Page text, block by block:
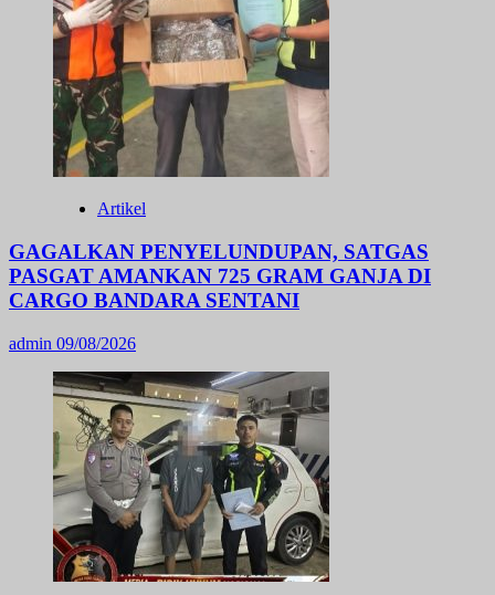
Artikel
GAGALKAN PENYELUNDUPAN, SATGAS
PASGAT AMANKAN 725 GRAM GANJA DI
CARGO BANDARA SENTANI
admin 09/08/2026